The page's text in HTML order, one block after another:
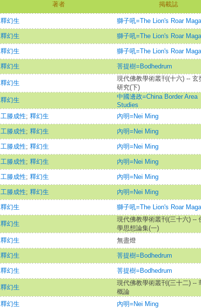
著者 掲載誌
釋幻生 獅子吼=The Lion's Roar
釋幻生 獅子吼=The Lion's Roar
釋幻生 獅子吼=The Lion's Roar
釋幻生 菩提樹=Bodhedrum
釋幻生
現代佛教學術叢刊(十六) -- 玄
研究(下)
釋幻生
中國邊政=China Border Area
Studies
工滕成性; 釋幻生 內明=Nei Ming
工滕成性; 釋幻生 內明=Nei Ming
工滕成性; 釋幻生 內明=Nei Ming
工滕成性; 釋幻生 內明=Nei Ming
工滕成性; 釋幻生 內明=Nei Ming
工滕成性; 釋幻生 內明=Nei Ming
釋幻生 獅子吼=The Lion's Roar
釋幻生
現代佛教學術叢刊(三十六) --
學思想論集(一)
釋幻生 無盡燈
釋幻生 菩提樹=Bodhedrum
釋幻生 菩提樹=Bodhedrum
釋幻生
現代佛教學術叢刊(三十二) --
概論
釋幻生 內明=Nei Ming